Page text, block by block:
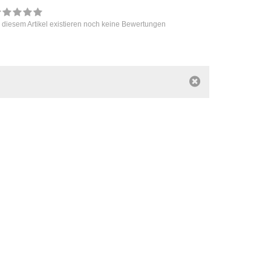
diesem Artikel existieren noch keine Bewertungen